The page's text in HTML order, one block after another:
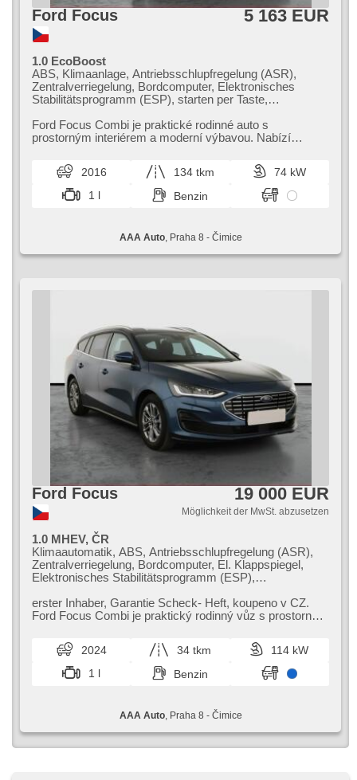
Ford Focus 5 163 EUR
1.0 EcoBoost
ABS, Klimaanlage, Antriebsschlupfregelung (ASR),
Zentralverriegelung, Bordcomputer, Elektronisches
Stabilitätsprogramm (ESP), starten per Taste,
Alufelgen, Servolenkung, El. Seitenscheiben, Autoradio,
Handgetriebe
Ford Focus Combi je praktické rodinné auto s
prostorným interiérem a moderní výbavou. Nabízí
2016 134 tkm
74 kW
1 l
Benzin
AAA Auto, Praha 8 - Čimice
Ford Focus 19 000 EUR
Möglichkeit der MwSt. abzusetzen
1.0 MHEV, ČR
Klimaautomatik, ABS, Antriebsschlupfregelung (ASR),
Zentralverriegelung, Bordcomputer, El. Klappspiegel,
Elektronisches Stabilitätsprogramm (ESP),
Reifendrucksensor, USB, automatikparken, beheizte
Lenkrad, Uhr Spur, Servolenkung, El. Seitenscheiben,
erster Inhaber,​ Garantie Scheck​- Heft,​ koupeno v CZ.
Ford Focus Combi je praktický rodinný vůz s prostorným
2024 34 tkm
114 kW
1 l
Benzin
AAA Auto, Praha 8 - Čimice